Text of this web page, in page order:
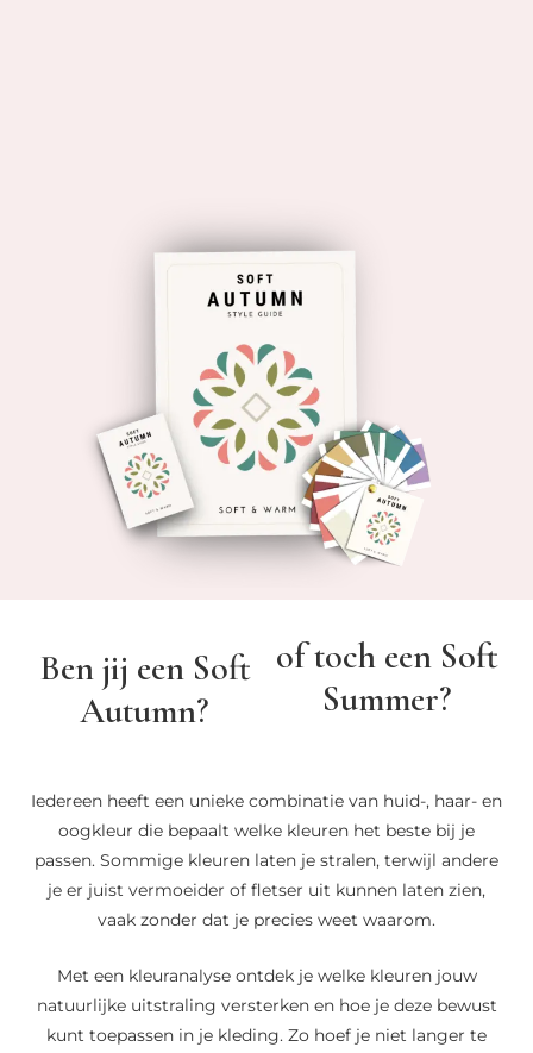
Ben jij een Soft
Autumn?
of toch een Soft
Summer?
Iedereen heeft een unieke combinatie van huid-, haar- en
oogkleur die bepaalt welke kleuren het beste bij je
passen. Sommige kleuren laten je stralen, terwijl andere
je er juist vermoeider of fletser uit kunnen laten zien,
vaak zonder dat je precies weet waarom.
Met een kleuranalyse ontdek je welke kleuren jouw
natuurlijke uitstraling versterken en hoe je deze bewust
kunt toepassen in je kleding. Zo hoef je niet langer te